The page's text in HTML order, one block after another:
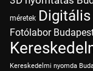
méretek
Fotólabor
Kereskedelmi nyomda